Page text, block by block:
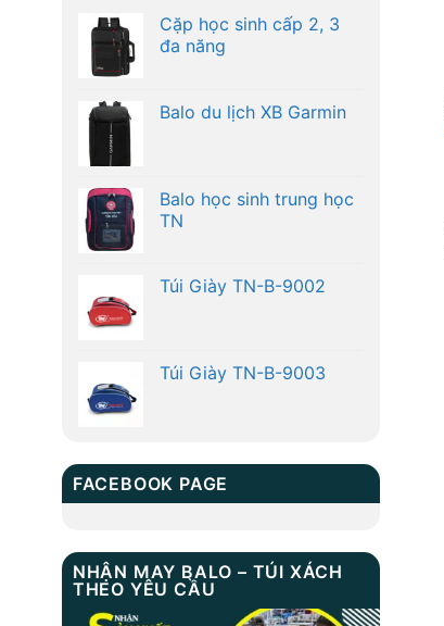
Cặp học sinh cấp 2, 3
đa năng
Balo du lịch XB Garmin
Balo học sinh trung học
TN
Túi Giày TN-B-9002
Túi Giày TN-B-9003
FACEBOOK PAGE
NHẬN MAY BALO – TÚI XÁCH
THEO YÊU CẦU